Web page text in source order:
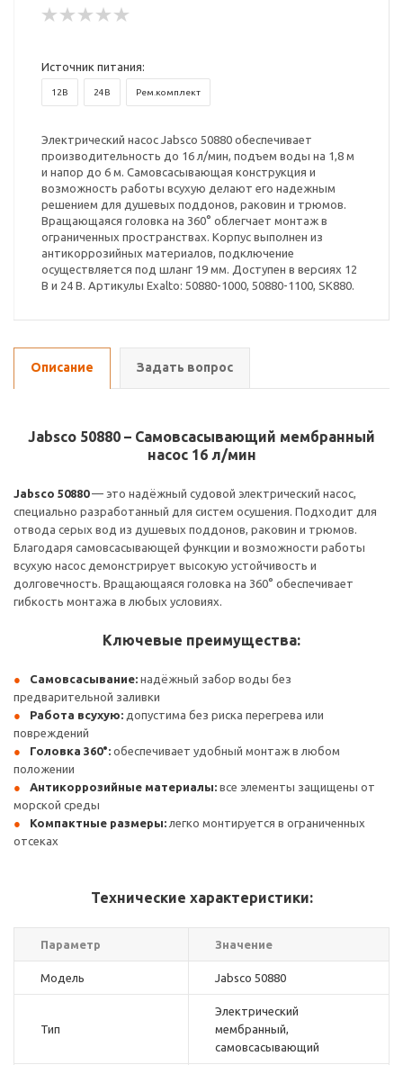
Источник питания:
12В 24В Рем.комплект
Электрический насос Jabsco 50880 обеспечивает
производительность до 16 л/мин, подъем воды на 1,8 м
и напор до 6 м. Самовсасывающая конструкция и
возможность работы всухую делают его надежным
решением для душевых поддонов, раковин и трюмов.
Вращающаяся головка на 360° облегчает монтаж в
ограниченных пространствах. Корпус выполнен из
антикоррозийных материалов, подключение
осуществляется под шланг 19 мм. Доступен в версиях 12
В и 24 В. Артикулы Exalto: 50880-1000, 50880-1100, SK880.
Описание Задать вопрос
Jabsco 50880 – Самовсасывающий мембранный
насос 16 л/мин
Jabsco 50880— это надёжный судовой электрический насос,
специально разработанный для систем осушения. Подходит для
отвода серых вод из душевых поддонов, раковин и трюмов.
Благодаря самовсасывающей функции и возможности работы
всухую насос демонстрирует высокую устойчивость и
долговечность. Вращающаяся головка на 360° обеспечивает
гибкость монтажа в любых условиях.
Ключевые преимущества:
Самовсасывание: надёжный забор воды без
предварительной заливки
Работа всухую: допустима без риска перегрева или
повреждений
Головка 360°: обеспечивает удобный монтаж в любом
положении
Антикоррозийные материалы: все элементы защищены от
морской среды
Компактные размеры: легко монтируется в ограниченных
отсеках
Технические характеристики:
Параметр Значение
Модель Jabsco 50880
Тип
Электрический
мембранный,
самовсасывающий